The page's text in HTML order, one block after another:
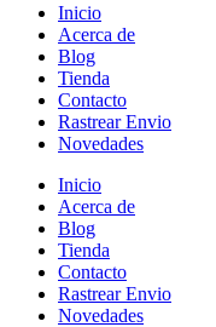
Inicio
Acerca de
Blog
Tienda
Contacto
Rastrear Envio
Novedades
Inicio
Acerca de
Blog
Tienda
Contacto
Rastrear Envio
Novedades